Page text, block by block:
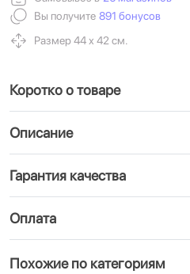
Вы получите 891 бонусов
Размер 44 х 42 см.
Коротко о товаре
Описание
Гарантия качества
Оплата
Похожие по категориям